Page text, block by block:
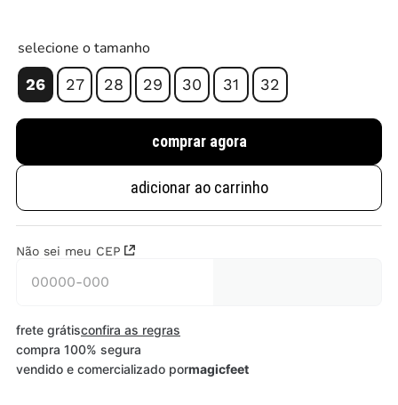
selecione o tamanho
26 27 28 29 30 31 32
comprar agora
adicionar ao carrinho
Não sei meu CEP
frete grátisconfira as regras
compra 100% segura
vendido e comercializado pormagicfeet